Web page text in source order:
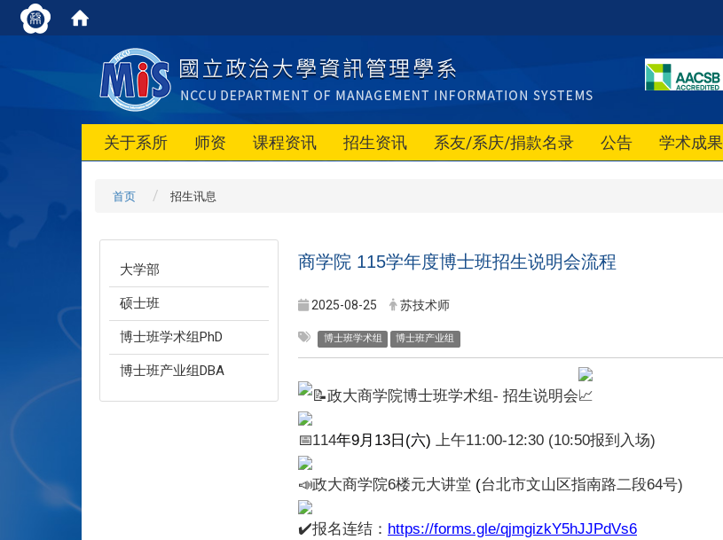
关于系所 师资 课程资讯 招生资讯 系友/系庆/捐款名录 公告 学术成果
首页 招生讯息
大学部
硕士班
博士班学术组PhD
博士班产业组DBA
商学院 115学年度博士班招生说明会流程
2025-08-25 苏技术师
博士班学术组 博士班产业组
政大商学院博士班学术组- 招生说明会
114年9月 13 日 (六) 上午11:00-12:30 (10:50报到入场)
政大商学院6楼元大讲堂 (台北市文山区指南路二段64号)
报名连结： https://forms.gle/qjmgizkY5hJJPdVs6